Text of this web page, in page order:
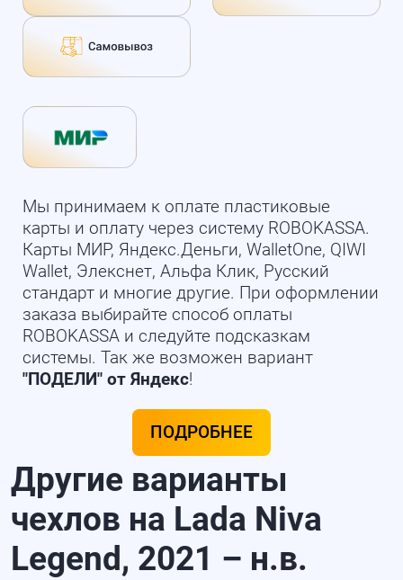
Мы принимаем к оплате пластиковые
карты и оплату через систему ROBOKASSA.
Карты МИР, Яндекс.Деньги, WalletOne, QIWI
Wallet, Элекснет, Альфа Клик, Русский
стандарт и многие другие. При оформлении
заказа выбирайте способ оплаты
ROBOKASSA и следуйте подсказкам
системы. Так же возможен вариант
"ПОДЕЛИ" от Яндекс!
ПОДРОБНЕЕ
Другие варианты
чехлов на Lada Niva
Legend, 2021 – н.в.